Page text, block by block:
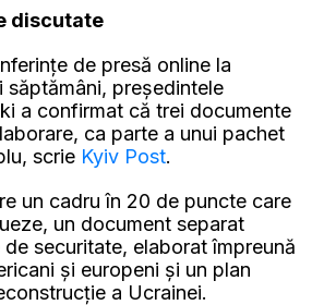
discutate
de presă online la
săptămâni, președintele
a confirmat că trei documente
ca parte a unui pachet
scrie Kyiv Post.
un cadru în 20 de puncte care
un document separat
securitate, elaborat împreună
și europeni și un plan
a Ucrainei.